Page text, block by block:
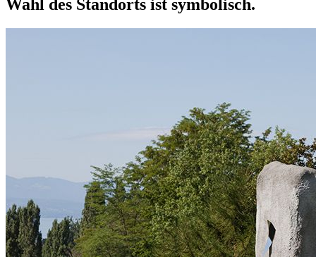
Wahl des Standorts ist symbolisch.